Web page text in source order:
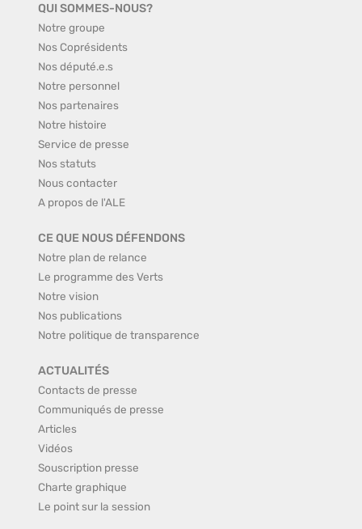
QUI SOMMES-NOUS?
Notre groupe
Nos Coprésidents
Nos député.e.s
Notre personnel
Nos partenaires
Notre histoire
Service de presse
Nos statuts
Nous contacter
A propos de l'ALE
CE QUE NOUS DÉFENDONS
Notre plan de relance
Le programme des Verts
Notre vision
Nos publications
Notre politique de transparence
ACTUALITÉS
Contacts de presse
Communiqués de presse
Articles
Vidéos
Souscription presse
Charte graphique
Le point sur la session